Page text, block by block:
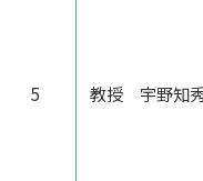
5 教授 宇野知